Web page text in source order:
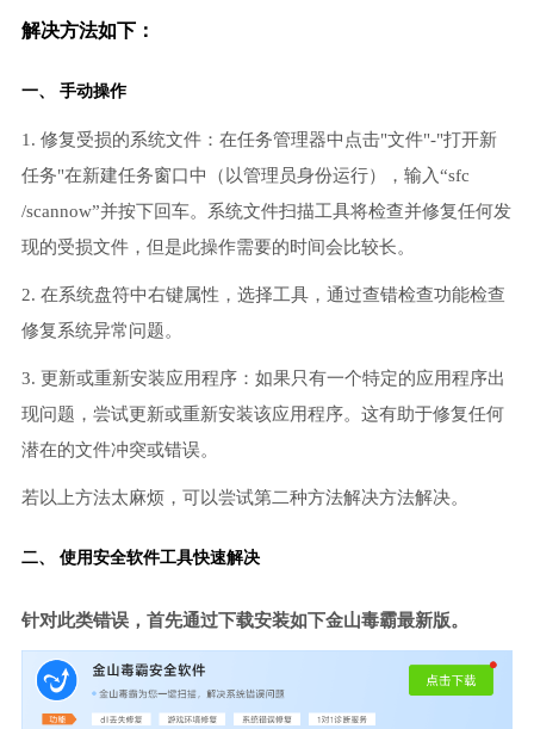
解决方法如下：
一、 手动操作
1. 修复受损的系统文件：在任务管理器中点击"文件"-"打开新
任务"在新建任务窗口中（以管理员身份运行），输入“sfc
/scannow”并按下回车。系统文件扫描工具将检查并修复任何发
现的受损文件，但是此操作需要的时间会比较长。
2. 在系统盘符中右键属性，选择工具，通过查错检查功能检查
修复系统异常问题。
3. 更新或重新安装应用程序：如果只有一个特定的应用程序出
现问题，尝试更新或重新安装该应用程序。这有助于修复任何
潜在的文件冲突或错误。
若以上方法太麻烦，可以尝试第二种方法解决方法解决。
二、 使用安全软件工具快速解决
针对此类错误，首先通过下载安装如下金山毒霸最新版。